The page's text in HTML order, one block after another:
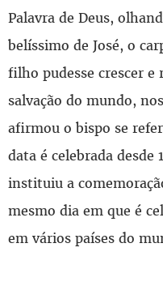
Palavra de Deus,
belíssimo de José, o
filho pudesse crescer
salvação do mundo,
afirmou o bispo se
data é celebrada desde
instituiu a
mesmo dia em que é
em vários países do